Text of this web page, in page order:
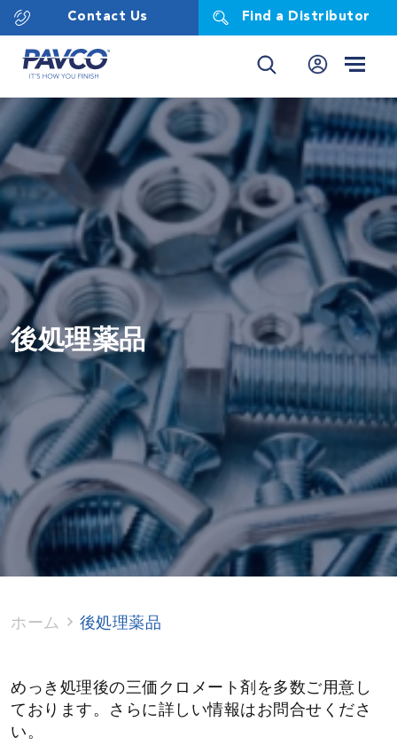
Contact Us Find a Distributor
後処理薬品
ホーム 後処理薬品
めっき処理後の三価クロメート剤を多数ご用意し
ております。さらに詳しい情報はお問合せくださ
い。